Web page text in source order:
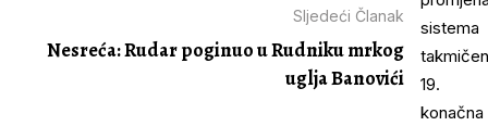
Sljedeći Članak
Nesreća: Rudar poginuo u Rudniku mrkog
uglja Banovići